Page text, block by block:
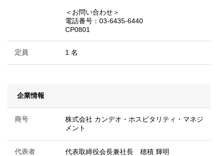
＜お問い合わせ＞
電話番号：03-6435-6440
CP0801
定員 1 名
企業情報
商号
株式会社 カンデオ・ホスピタリティ・マネジ
メント
代表者 代表取締役会長兼社長 穂積 輝明